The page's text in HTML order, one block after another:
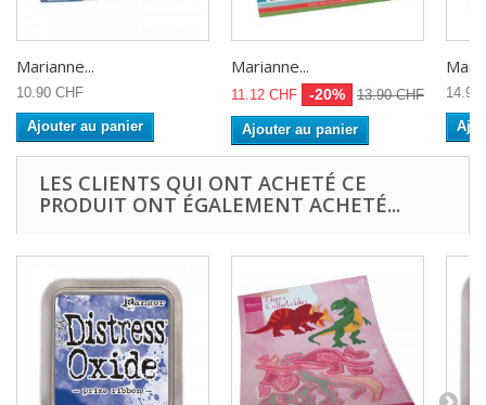
Marianne...
10.90 CHF
Ajouter au panier
Marianne...
11.12 CHF -20% 13.90 CHF
Ajouter au panier
14.90
LES CLIENTS QUI ONT ACHETÉ CE
PRODUIT ONT ÉGALEMENT ACHETÉ...